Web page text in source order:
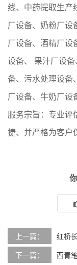
线、中药提取生产
厂设备、奶粉厂设
厂设备、酒精厂设
设备、 果汁厂设
备、污水处理设备
厂设备、牛奶厂设
服务宗旨：专业评
捷、并严格为客户
上一篇：
红桥
下一篇：
西青